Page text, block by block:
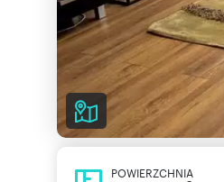
POWIERZCHNIA